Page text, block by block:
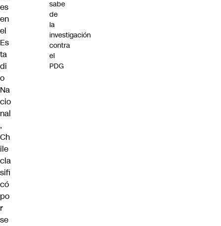
es
en
el
Es
ta
di
o
Na
cio
nal
,
Ch
ile
cla
sifi
có
po
r
se
sabe
de
la
investigación
contra
el
PDG